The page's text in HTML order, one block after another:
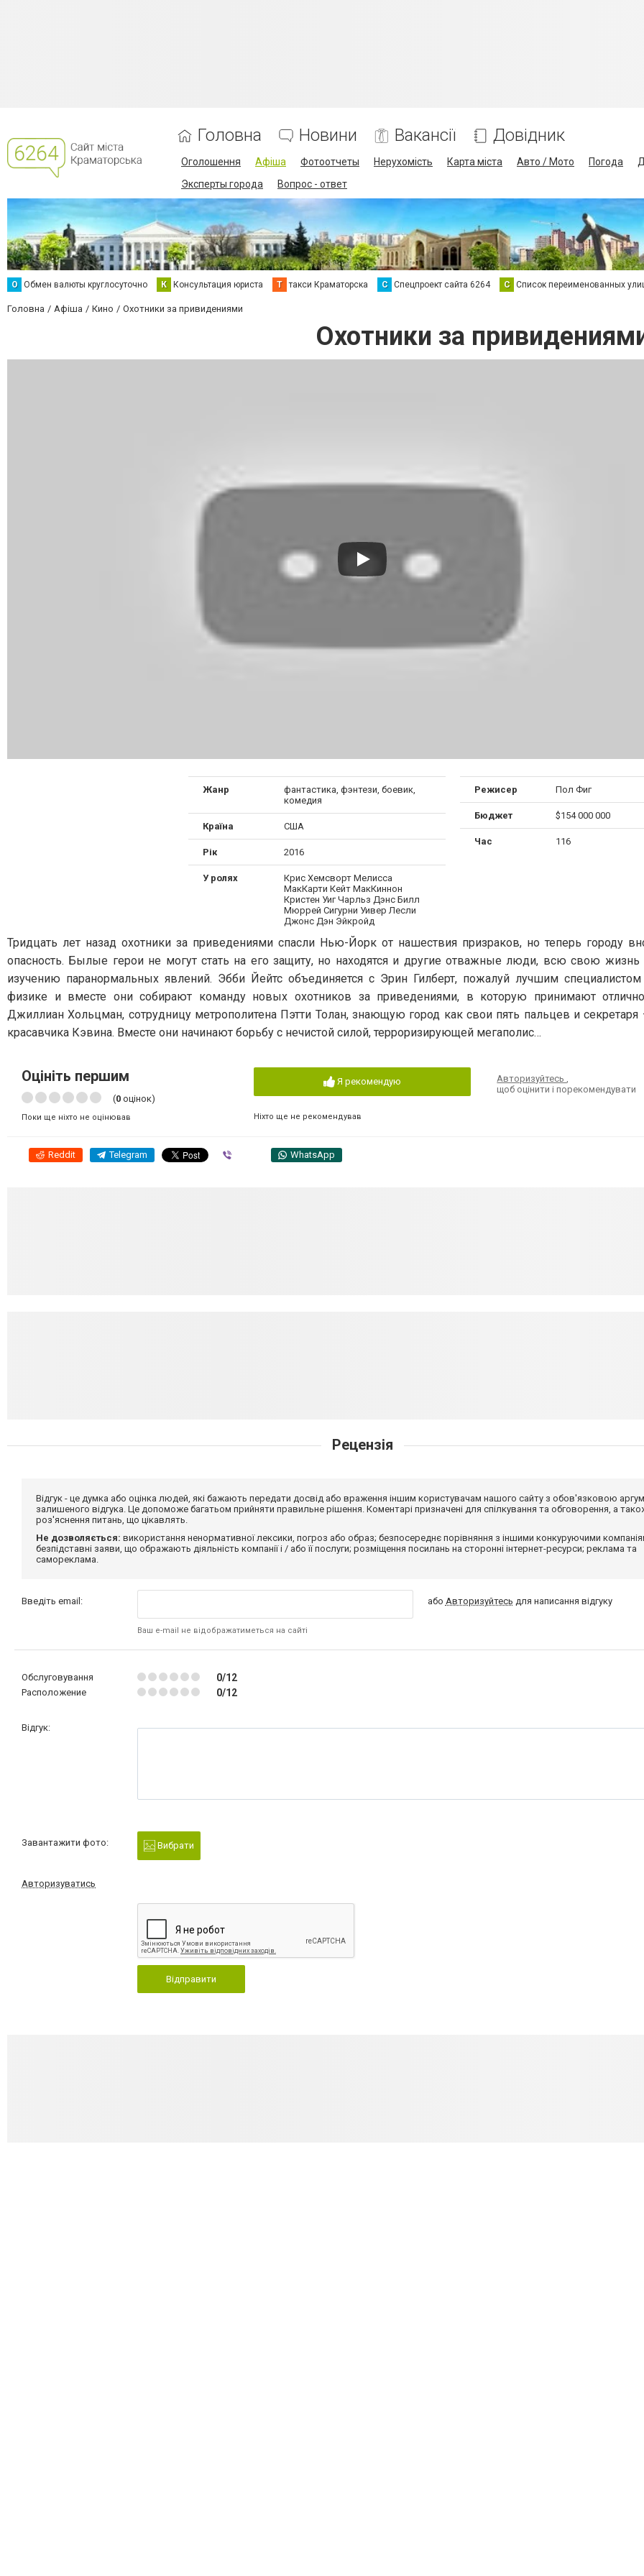
Головна Новини Вакансії Довідник
Оголошення Афіша Фотоотчеты Нерухомість Карта міста Авто / Мото Погода
Эксперты города
Вопрос - ответ
О Обмен валюты круглосуточно К Консультация юриста Т такси Краматорска С Спецпроект сайта 6264 С Список переименованных
Головна Афіша Кино Охотники за привидениями
Охотники за
Жанр
фантастика, фэнтези, боевик,
комедия
Країна США
Рік 2016
У ролях
Крис Хемсворт Мелисса
МакКарти Кейт МакКиннон
Кристен Уиг Чарльз Дэнс Билл
Мюррей Сигурни Уивер Лесли
Джонс Дэн Эйкройд
Режисер Пол Фиг
Бюджет $154 000 000
Час 116
Тридцать лет назад охотники за приведениями спасли Нью-Йорк от нашествия призраков, но теперь городу
опасность. Былые герои не могут стать на его защиту, но находятся и другие отважные люди, всю свою жизнь
изучению паранормальных явлений. Эбби Йейтс объединяется с Эрин Гилберт, пожалуй лучшим
физике и вместе они собирают команду новых охотников за приведениями, в которую принимают
Джиллиан Хольцман, сотрудницу метрополитена Пэтти Толан, знающую город как свои пять пальцев и секретаря
красавчика Кэвина. Вместе они начинают борьбу с нечистой силой, терроризирующей мегаполис…
Оцініть першим
(0 оцінок)
Поки ще ніхто не оцінював
Я рекомендую
Ніхто ще не рекомендував
Авторизуйтесь
щоб оцінити і порекомендувати
Reddit Telegram WhatsApp
Рецензія
Відгук - це думка або оцінка людей, які бажають передати досвід або враження іншим користувачам нашого сайту з обов'язковою
залишеного відгука. Це допоможе багатьом прийняти правильне рішення. Коментарі призначені для спілкування та обговорення, а
роз'яснення питань, що цікавлять.
Не дозволяється: використання ненормативної лексики, погроз або образ; безпосереднє порівняння з іншими конкуруючими
безпідставні заяви, що ображають діяльність компанії і / або її послуги; розміщення посилань на сторонні інтернет-ресурси; реклама та
самореклама.
Введіть email:
Ваш e-mail не відображатиметься на сайті
або Авторизуйтесь для написання відгуку
Обслуговування 0/12
Расположение 0/12
Відгук:
Завантажити фото: Вибрати
Авторизуватись
Відправити